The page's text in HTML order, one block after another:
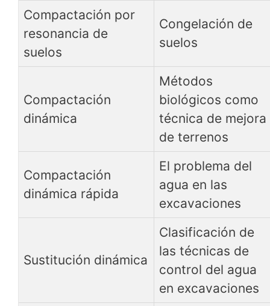
Compactación por
resonancia de
suelos
Congelación de
suelos
Compactación
dinámica
Métodos
biológicos como
técnica de mejora
de terrenos
Compactación
dinámica rápida
El problema del
agua en las
excavaciones
Sustitución dinámica
Clasificación de
las técnicas de
control del agua
en excavaciones